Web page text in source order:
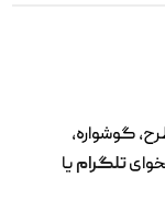
گوشواره،
تلگرامیا